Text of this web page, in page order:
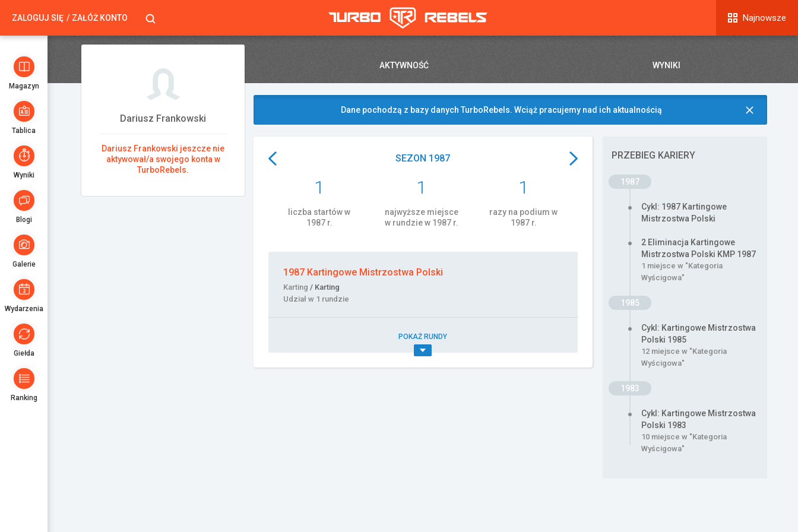
ZALOGUJ SIĘ ZAŁÓŻ KONTO Najnowsze
Magazyn
Tablica
Wyniki
Blogi
Galerie
Wydarzenia
Giełda
Ranking
AKTYWNOŚĆ WYNIKI
Dariusz Frankowski
Dariusz Frankowski jeszcze nie
aktywował/a swojego konta w
TurboRebels.
Dane pochodzą z bazy danych TurboRebels. Wciąż pracujemy nad ich aktualnością
SEZON 1987
1
liczba startów w
1987 r.
1
najwyższe miejsce
w rundzie w 1987 r.
1
razy na podium w
1987 r.
1987 Kartingowe Mistrzostwa Polski
Karting / Karting
Udział w 1 rundzie
POKAŻ RUNDY
PRZEBIEG KARIERY
1987
Cykl: 1987 Kartingowe
Mistrzostwa Polski
2 Eliminacja Kartingowe
Mistrzostwa Polski KMP 1987
1 miejsce w "Kategoria
Wyścigowa"
1985
Cykl: Kartingowe Mistrzostwa
Polski 1985
12 miejsce w "Kategoria
Wyścigowa"
1983
Cykl: Kartingowe Mistrzostwa
Polski 1983
10 miejsce w "Kategoria
Wyścigowa"